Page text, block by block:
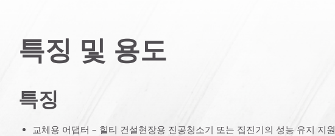
특징 및 용도
특징
교체용 어댑터 – 힐티 건설현장용 진공청소기 또는 집진기의 성능 유지 지원